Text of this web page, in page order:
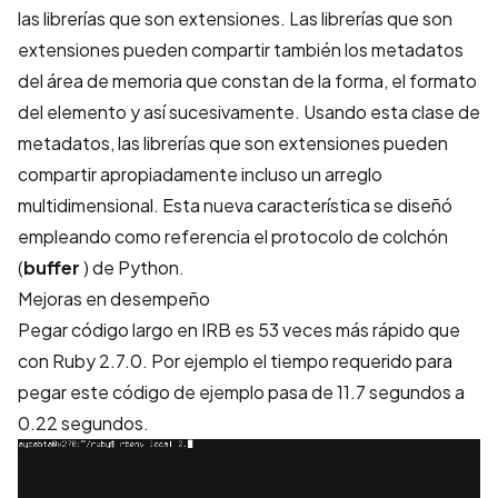
las librerías que son extensiones. Las librerías que son
extensiones pueden compartir también los metadatos
del área de memoria que constan de la forma, el formato
del elemento y así sucesivamente. Usando esta clase de
metadatos, las librerías que son extensiones pueden
compartir apropiadamente incluso un arreglo
multidimensional. Esta nueva característica se diseñó
empleando como referencia el protocolo de colchón
(buffer) de Python.
Mejoras en desempeño
Pegar código largo en IRB es 53 veces más rápido que
con Ruby 2.7.0. Por ejemplo el tiempo requerido para
pegareste código de ejemplopasa de 11.7 segundos a
0.22 segundos.